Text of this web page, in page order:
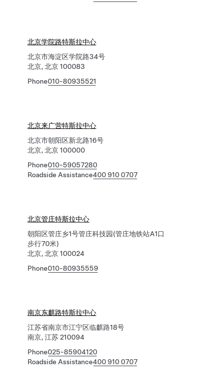
北京学院路特斯拉中心
北京市海淀区学院路34号
北京, 北京 100083
Phone010-80935521
北京来广营特斯拉中心
北京市朝阳区新北路16号
北京, 北京 100000
Phone010-59057280
Roadside Assistance400 910 0707
北京管庄特斯拉中心
朝阳区管庄乡1号管庄科技园(管庄地铁站A1口
步行70米)
北京, 北京 100024
Phone010-80935559
南京东麒路特斯拉中心
江苏省南京市江宁区临麒路18号
南京, 江苏 210094
Phone025-85904120
Roadside Assistance400 910 0707